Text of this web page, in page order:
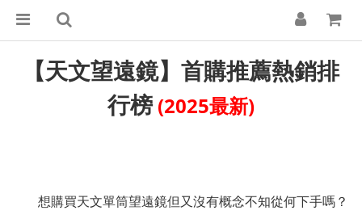
【天文望遠鏡】首購推薦熱銷排
行榜(2025最新)
想購買天文單筒望遠鏡但又沒有概念不知從何下手嗎？